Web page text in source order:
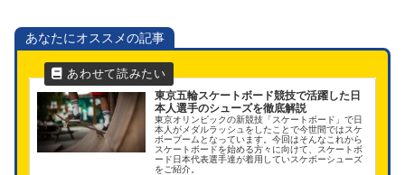
あなたにオススメの記事
東京五輪スケートボード競技で活躍した日
本人選手のシューズを徹底解説
東京オリンピックの新競技「スケートボード」で日
本人がメダルラッシュをしたことで今世間ではスケ
ボーブームとなっています。今回はそんなこれから
スケートボードを始める方々に向けて、スケートボ
ード日本代表選手達が着用していスケボーシューズ
をご紹介。